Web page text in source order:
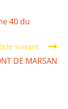
40 du
suivant
DE MARSAN